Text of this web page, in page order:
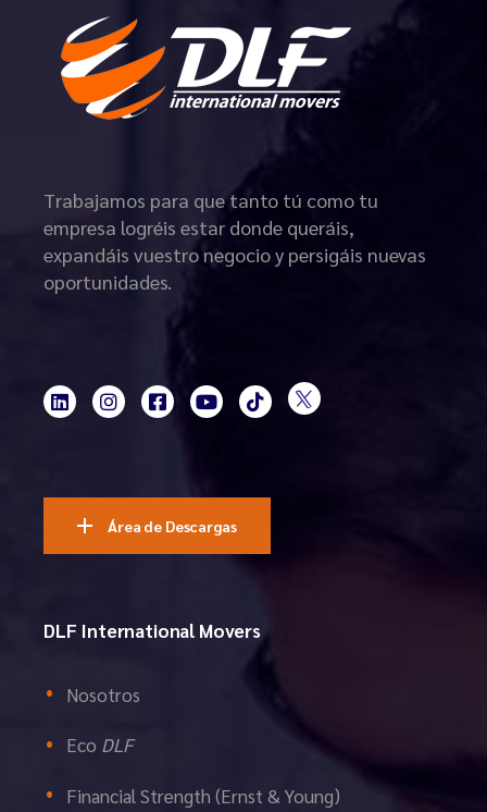
Trabajamos para que tanto tú como tu
empresa logréis estar donde queráis,
expandáis vuestro negocio y persigáis nuevas
oportunidades.
Área de Descargas
DLF International Movers
Nosotros
Eco DLF
Financial Strength (Ernst & Young)